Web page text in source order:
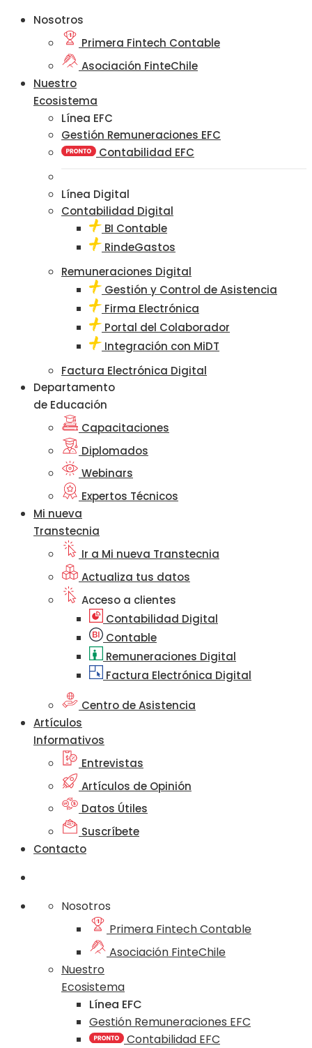
Nosotros
Primera Fintech Contable
Asociación FinteChile
Nuestro
Ecosistema
Línea EFC
Gestión Remuneraciones EFC
Contabilidad EFC
Línea Digital
Contabilidad Digital
BI Contable
RindeGastos
Remuneraciones Digital
Gestión y Control de Asistencia
Firma Electrónica
Portal del Colaborador
Integración con MiDT
Factura Electrónica Digital
Departamento
de Educación
Capacitaciones
Diplomados
Webinars
Expertos Técnicos
Mi nueva
Transtecnia
Ir a Mi nueva Transtecnia
Actualiza tus datos
Acceso a clientes
Contabilidad Digital
Contable
Remuneraciones Digital
Factura Electrónica Digital
Centro de Asistencia
Artículos
Informativos
Entrevistas
Artículos de Opinión
Datos Útiles
Suscríbete
Contacto
Nosotros
Primera Fintech Contable
Asociación FinteChile
Nuestro
Ecosistema
Línea EFC
Gestión Remuneraciones EFC
Contabilidad EFC